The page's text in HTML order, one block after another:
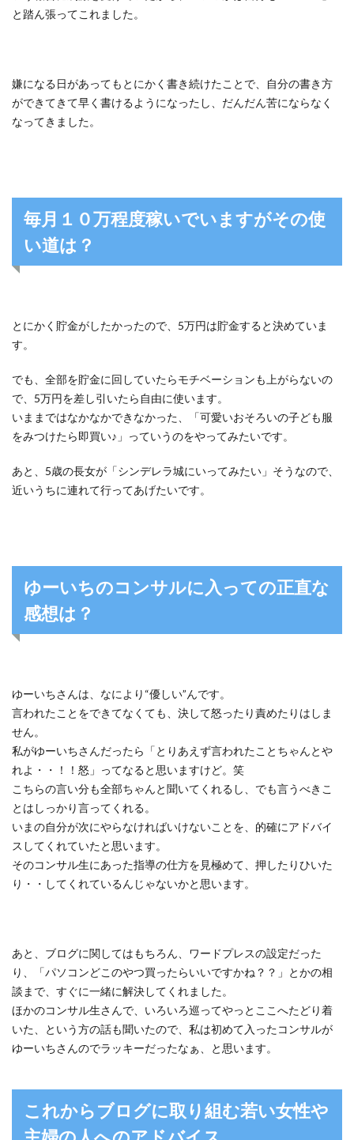
と踏ん張ってこれました。
嫌になる日があってもとにかく書き続けたことで、自分の書き方
ができてきて早く書けるようになったし、だんだん苦にならなく
なってきました。
毎月１０万程度稼いでいますがその使
い道は？
とにかく貯金がしたかったので、5万円は貯金すると決めていま
す。
でも、全部を貯金に回していたらモチベーションも上がらないの
で、5万円を差し引いたら自由に使います。
いままではなかなかできなかった、「可愛いおそろいの子ども服
をみつけたら即買い♪」っていうのをやってみたいです。
あと、5歳の長女が「シンデレラ城にいってみたい」そうなので、
近いうちに連れて行ってあげたいです。
ゆーいちのコンサルに入っての正直な
感想は？
ゆーいちさんは、なにより“優しい”んです。
言われたことをできてなくても、決して怒ったり責めたりはしま
せん。
私がゆーいちさんだったら「とりあえず言われたことちゃんとや
れよ・・！！怒」ってなると思いますけど。笑
こちらの言い分も全部ちゃんと聞いてくれるし、でも言うべきこ
とはしっかり言ってくれる。
いまの自分が次にやらなければいけないことを、的確にアドバイ
スしてくれていたと思います。
そのコンサル生にあった指導の仕方を見極めて、押したりひいた
り・・してくれているんじゃないかと思います。
あと、ブログに関してはもちろん、ワードプレスの設定だった
り、「パソコンどこのやつ買ったらいいですかね？？」とかの相
談まで、すぐに一緒に解決してくれました。
ほかのコンサル生さんで、いろいろ巡ってやっとここへたどり着
いた、という方の話も聞いたので、私は初めて入ったコンサルが
ゆーいちさんのでラッキーだったなぁ、と思います。
これからブログに取り組む若い女性や